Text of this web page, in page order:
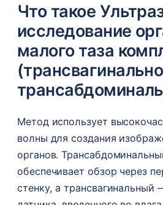
Что такое
исследование
малого таза
Метод использует
волны для создания
органов.
обеспечивает обзор через
стенку, а